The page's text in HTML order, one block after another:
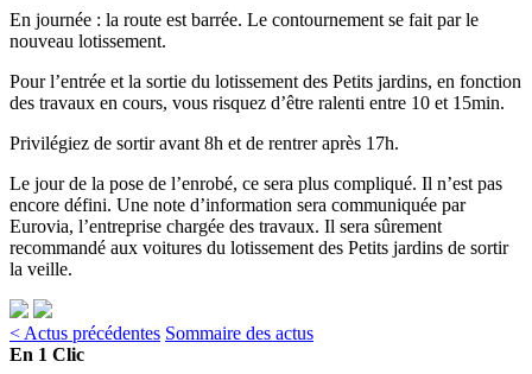
En journée : la route est barrée. Le contournement se fait par le
nouveau lotissement.
Pour l’entrée et la sortie du lotissement des Petits jardins, en fonction
des travaux en cours, vous risquez d’être ralenti entre 10 et 15min.
Privilégiez de sortir avant 8h et de rentrer après 17h.
Le jour de la pose de l’enrobé, ce sera plus compliqué. Il n’est pas
encore défini. Une note d’information sera communiquée par
Eurovia, l’entreprise chargée des travaux. Il sera sûrement
recommandé aux voitures du lotissement des Petits jardins de sortir
la veille.
< Actus précédentes Sommaire des actus
En 1 Clic